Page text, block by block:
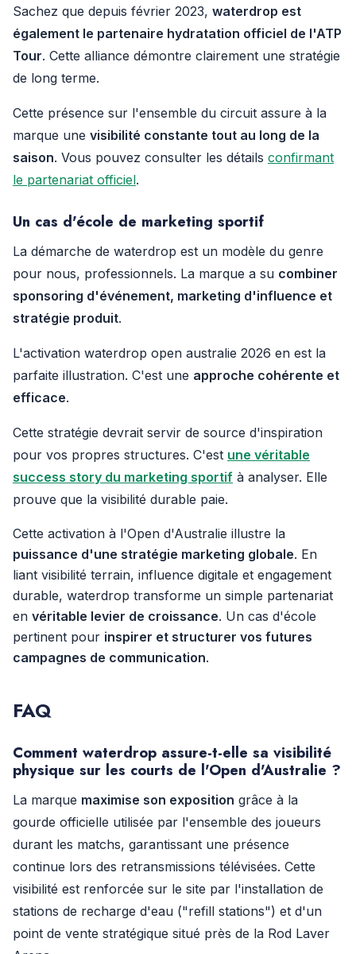
Sachez que depuis février 2023, waterdrop est
également le partenaire hydratation officiel de l'ATP
Tour. Cette alliance démontre clairement une stratégie
de long terme.
Cette présence sur l'ensemble du circuit assure à la
marque une visibilité constante tout au long de la
saison. Vous pouvez consulter les détails confirmant
le partenariat officiel.
Un cas d'école de marketing sportif
La démarche de waterdrop est un modèle du genre
pour nous, professionnels. La marque a su combiner
sponsoring d'événement, marketing d'influence et
stratégie produit.
L'activation waterdrop open australie 2026 en est la
parfaite illustration. C'est une approche cohérente et
efficace.
Cette stratégie devrait servir de source d'inspiration
pour vos propres structures. C'est une véritable
success story du marketing sportif à analyser. Elle
prouve que la visibilité durable paie.
Cette activation à l'Open d'Australie illustre la
puissance d'une stratégie marketing globale. En
liant visibilité terrain, influence digitale et engagement
durable, waterdrop transforme un simple partenariat
en véritable levier de croissance. Un cas d'école
pertinent pour inspirer et structurer vos futures
campagnes de communication.
FAQ
Comment waterdrop assure-t-elle sa visibilité
physique sur les courts de l'Open d'Australie ?
La marque maximise son exposition grâce à la
gourde officielle utilisée par l'ensemble des joueurs
durant les matchs, garantissant une présence
continue lors des retransmissions télévisées. Cette
visibilité est renforcée sur le site par l'installation de
stations de recharge d'eau ("refill stations") et d'un
point de vente stratégique situé près de la Rod Laver